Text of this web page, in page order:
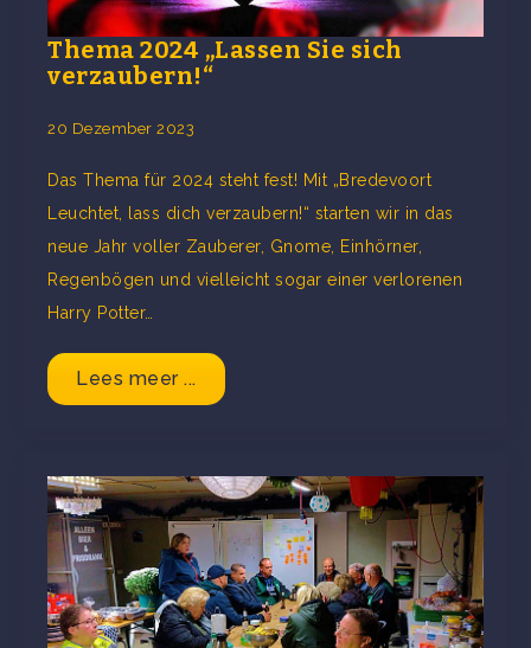
Thema 2024 „Lassen Sie sich
verzaubern!“
20 Dezember 2023
Das Thema für 2024 steht fest! Mit „Bredevoort
Leuchtet, lass dich verzaubern!“ starten wir in das
neue Jahr voller Zauberer, Gnome, Einhörner,
Regenbögen und vielleicht sogar einer verlorenen
Harry Potter…
Lees meer ...